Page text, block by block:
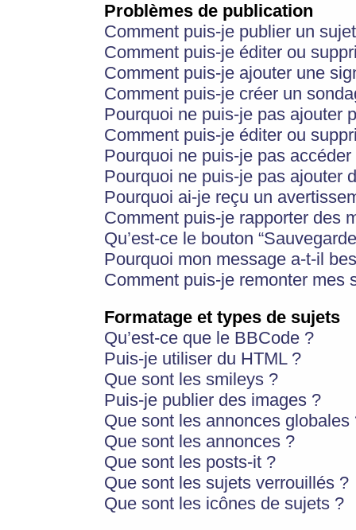
Problèmes de publication
Comment puis-je publier un
Comment puis-je éditer ou
Comment puis-je ajouter une
Comment puis-je créer un
Pourquoi ne puis-je pas ajouter
Comment puis-je éditer ou
Pourquoi ne puis-je pas
Pourquoi ne puis-je pas ajouter
Pourquoi ai-je reçu un
Comment puis-je rapporter des
Qu’est-ce le bouton
Pourquoi mon message a-t-il
Comment puis-je remonter mes
Formatage et types de sujets
Qu’est-ce que le BBCode ?
Puis-je utiliser du HTML ?
Que sont les smileys ?
Puis-je publier des images ?
Que sont les annonces globales
Que sont les annonces ?
Que sont les posts-it ?
Que sont les sujets verrouillés ?
Que sont les icônes de sujets ?